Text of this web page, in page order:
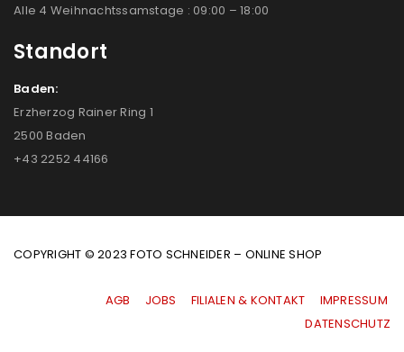
Alle 4 Weihnachtssamstage : 09:00 – 18:00
Standort
Baden:
Erzherzog Rainer Ring 1
2500 Baden
+43 2252 44166
COPYRIGHT © 2023 FOTO SCHNEIDER – ONLINE SHOP
AGB JOBS FILIALEN & KONTAKT
IMPRESSUM
|DATENSCHUTZ